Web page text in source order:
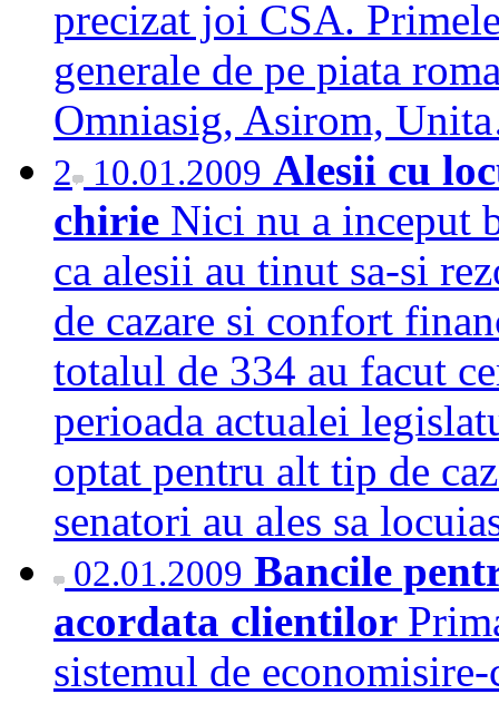
precizat joi CSA.
generale de pe piata
Omniasig, Asirom,
2 10.01.2009 Alesii cu
chirie Nici nu a inceput
ca alesii au tinut sa-si
de cazare si confort
totalul de 334 au facut
perioada actualei
optat pentru alt tip de
senatori au ales sa
02.01.2009 Bancile
acordata clientilor
sistemul de